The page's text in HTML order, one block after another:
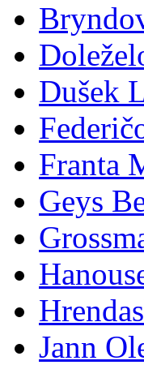
Dušek
Franta
Geys
Jann